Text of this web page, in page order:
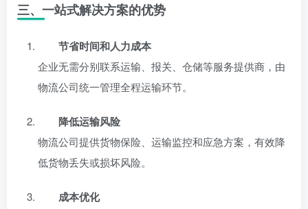
三、一站式解决方案的优势
节省时间和人力成本
企业无需分别联系运输、报关、仓储等服务提供商，由
物流公司统一管理全程运输环节。
降低运输风险
物流公司提供货物保险、运输监控和应急方案，有效降
低货物丢失或损坏风险。
成本优化